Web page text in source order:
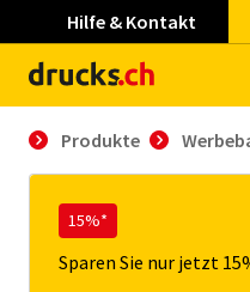
Hilfe & Kontakt
Produkte
15%*
Sparen Sie nur jetzt